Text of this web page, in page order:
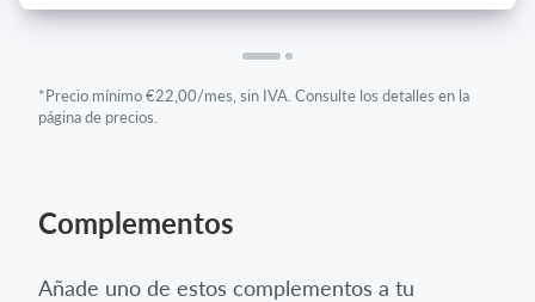
*Precio mínimo €22,00/mes, sin IVA. Consulte los detalles en la
página de precios.
Complementos
Añade uno de estos complementos a tu